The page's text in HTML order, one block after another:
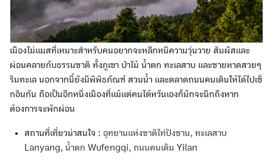
เมืองไม่แมสที่เหมาะสำหรับคนอยากจะหลีกหนีความวุ่นวาย สัมผัสและ
ผ่อนคลายกับธรรมชาติ ทั้งภูเขา ป่าไม้ น้ำตก ทะเลสาบ และชายหาดสวยๆ
ริมทะเล นอกจากนี้ยังมีพิพิธภัณฑ์ สวนน้ำ และตลาดถนนคนเดินให้ได้ไปเช็
กอินกัน ถือเป็นอีกหนึ่งเมืองที่แม้แต่คนไต้หวันเองก็มักจะนึกถึงหาก
ต้องการจะพักผ่อน
สถานที่เที่ยวน่าสนใจ : อุทยานแห่งชาติไท่ปิงชาน, ทะเลสาบ
Lanyang, น้ำตก Wufengqi, ถนนคนเดิน Yilan